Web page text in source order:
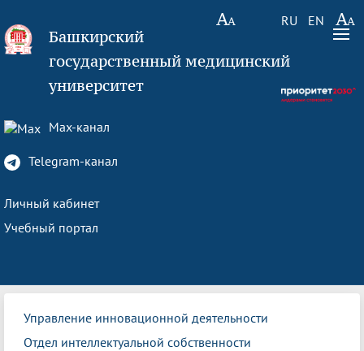
RU EN
Башкирский
государственный медицинский
университет
Max-канал
Telegram-канал
Личный кабинет
Учебный портал
Управление инновационной деятельности
Отдел интеллектуальной собственности